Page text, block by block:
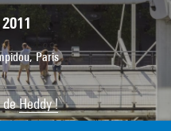
Paris
deHeddy !